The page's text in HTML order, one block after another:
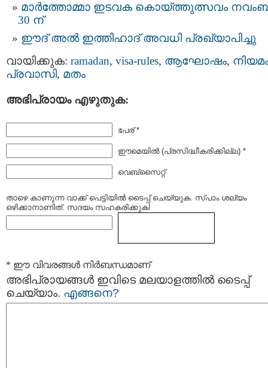
മാർത്തോമ്മാ ഇടവക കൊയ്ത്തുത്സവം
30 ന്
ഈദ് അൽ ഇത്തിഹാദ് അവധി പ്രഖ്യാപിച്ചു
വായിക്കുക: ramadan, visa-rules, ആഘോഷം,
പ്രവാസി, മതം
അഭിപ്രായം എഴുതുക:
പേര് *
ഈമെയില്‍ (പ്രസിദ്ധീകരിക്കില്ല) *
വെബ്സൈറ്റ്
താഴെ കാണുന്ന വാക്ക് പെട്ടിയില്‍ ടൈപ്പ്‌ ചെയ്യുക. സ്പാം ശല്യം
ഒഴിക്കാനാണിത്. സദയം സഹകരിക്കുക!
* ഈ വിവരങ്ങള്‍ നിര്‍ബന്ധമാണ്
അഭിപ്രായങ്ങള്‍ ഇവിടെ മലയാളത്തില്‍ ടൈപ്പ്
ചെയ്യാം. എങ്ങനെ?